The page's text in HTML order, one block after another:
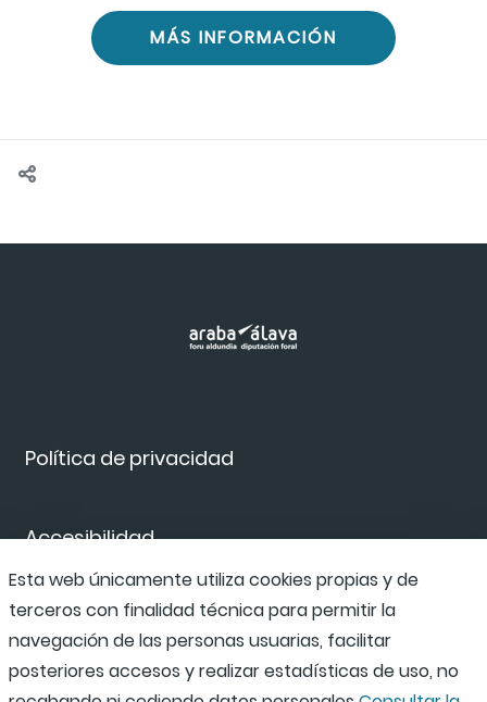
MÁS INFORMACIÓN
Política de privacidad
Accesibilidad
Canal de denuncias
Esta web únicamente utiliza cookies propias y de
terceros con finalidad técnica para permitir la
navegación de las personas usuarias, facilitar
posteriores accesos y realizar estadísticas de uso, no